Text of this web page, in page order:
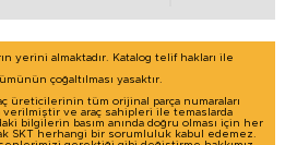
Değerleri - µm ( DIN 4768 )
yerini almaktadır. Katalog telif hakları ile
çoğaltılması yasaktır.
üreticilerinin tüm orijinal parça numaraları
verilmiştir ve araç sahipleri ile temaslarda
bilgilerin basım anında doğru olması için her
SKT herhangi bir sorumluluk kabul edemez.